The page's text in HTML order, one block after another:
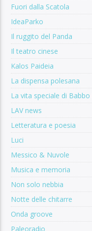
Fuori dalla Scatola
IdeaParko
Il ruggito del Panda
Il teatro cinese
Kalos Paideia
La dispensa polesana
La vita speciale di
LAV news
Letteratura e poesia
Luci
Messico & Nuvole
Musica e memoria
Non solo nebbia
Notte delle chitarre
Onda groove
Paleoradio